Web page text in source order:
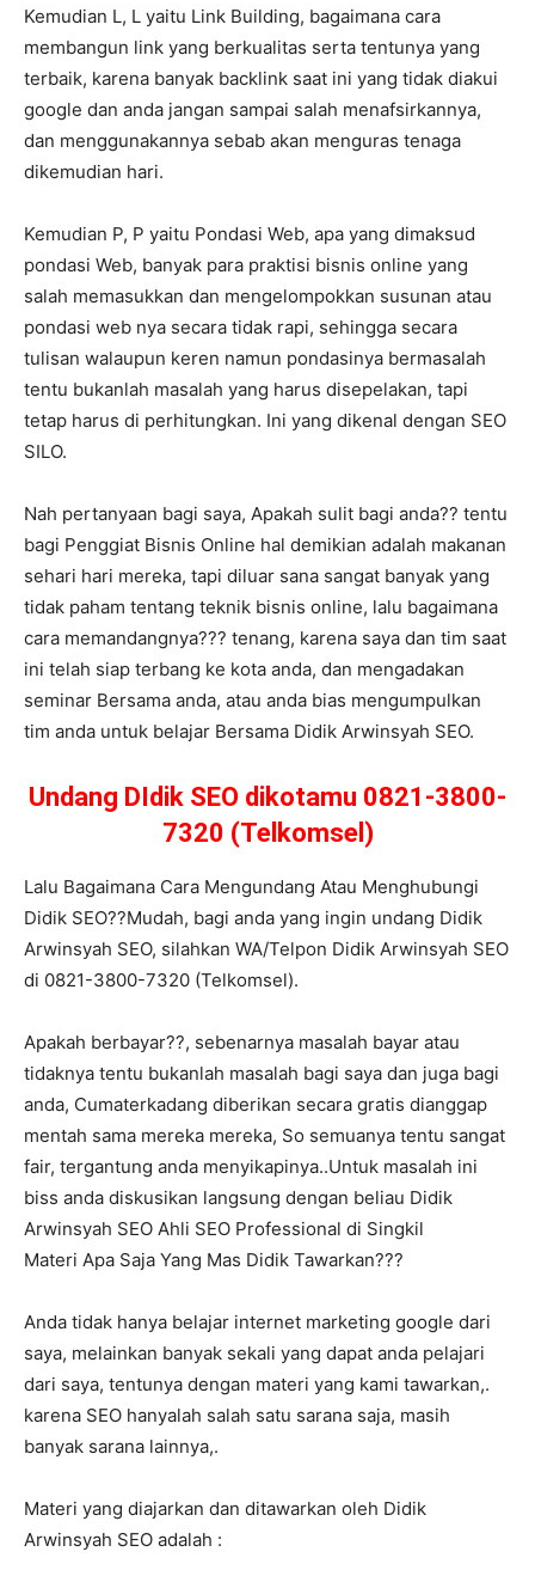
Kemudian L, L yaitu Link Building, bagaimana cara
membangun link yang berkualitas serta tentunya yang
terbaik, karena banyak backlink saat ini yang tidak diakui
google dan anda jangan sampai salah menafsirkannya,
dan menggunakannya sebab akan menguras tenaga
dikemudian hari.
Kemudian P, P yaitu Pondasi Web, apa yang dimaksud
pondasi Web, banyak para praktisi bisnis online yang
salah memasukkan dan mengelompokkan susunan atau
pondasi web nya secara tidak rapi, sehingga secara
tulisan walaupun keren namun pondasinya bermasalah
tentu bukanlah masalah yang harus disepelakan, tapi
tetap harus di perhitungkan. Ini yang dikenal dengan SEO
SILO.
Nah pertanyaan bagi saya, Apakah sulit bagi anda?? tentu
bagi Penggiat Bisnis Online hal demikian adalah makanan
sehari hari mereka, tapi diluar sana sangat banyak yang
tidak paham tentang teknik bisnis online, lalu bagaimana
cara memandangnya??? tenang, karena saya dan tim saat
ini telah siap terbang ke kota anda, dan mengadakan
seminar Bersama anda, atau anda bias mengumpulkan
tim anda untuk belajar Bersama Didik Arwinsyah SEO.
Undang DIdik SEO dikotamu 0821-3800-
7320 (Telkomsel)
Lalu Bagaimana Cara Mengundang Atau Menghubungi
Didik SEO??Mudah, bagi anda yang ingin undang Didik
Arwinsyah SEO, silahkan WA/Telpon Didik Arwinsyah SEO
di 0821-3800-7320 (Telkomsel).
Apakah berbayar??, sebenarnya masalah bayar atau
tidaknya tentu bukanlah masalah bagi saya dan juga bagi
anda, Cumaterkadang diberikan secara gratis dianggap
mentah sama mereka mereka, So semuanya tentu sangat
fair, tergantung anda menyikapinya..Untuk masalah ini
biss anda diskusikan langsung dengan beliau Didik
Arwinsyah SEO Ahli SEO Professional di Singkil
Materi Apa Saja Yang Mas Didik Tawarkan???
Anda tidak hanya belajar internet marketing google dari
saya, melainkan banyak sekali yang dapat anda pelajari
dari saya, tentunya dengan materi yang kami tawarkan,.
karena SEO hanyalah salah satu sarana saja, masih
banyak sarana lainnya,.
Materi yang diajarkan dan ditawarkan oleh Didik
Arwinsyah SEO adalah :